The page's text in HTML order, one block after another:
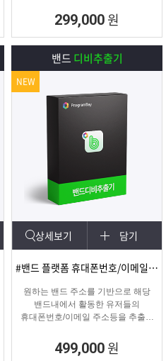
299,000 원
밴드 디비추출기
상세보기 담기
#밴드 플랫폼 휴대폰번호/이메일 추출
원하는 밴드 주소를 기반으로 해당
밴드내에서 활동한 유저들의
휴대폰번호/이메일 주소등을 추출해
499,000 원
NEW